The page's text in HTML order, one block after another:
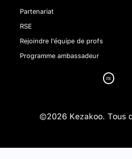
Partenariat
RSE
Rejoindre l'équipe de profs
Programme ambassadeur
©2026 Kezakoo. Tous